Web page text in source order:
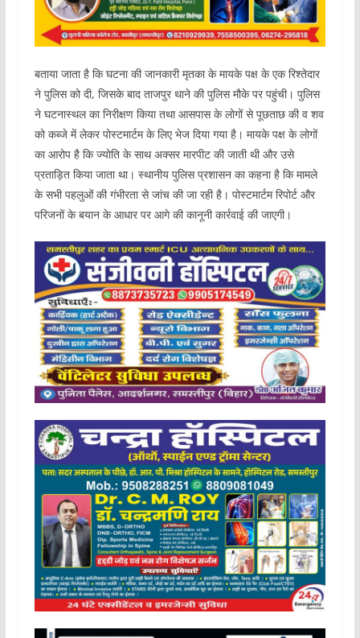
बताया जाता है कि घटना की जानकारी मृतका के मायके पक्ष के एक रिश्तेदार
ने पुलिस को दी, जिसके बाद ताजपुर थाने की पुलिस मौके पर पहुंची। पुलिस
ने घटनास्थल का निरीक्षण किया तथा आसपास के लोगों से पूछताछ की व शव
को कब्जे में लेकर पोस्टमार्टम के लिए भेज दिया गया है। मायके पक्ष के लोगों
का आरोप है कि ज्योति के साथ अक्सर मारपीट की जाती थी और उसे
प्रताड़ित किया जाता था। स्थानीय पुलिस प्रशासन का कहना है कि मामले
के सभी पहलुओं की गंभीरता से जांच की जा रही है। पोस्टमार्टम रिपोर्ट और
परिजनों के बयान के आधार पर आगे की कानूनी कार्रवाई की जाएगी।